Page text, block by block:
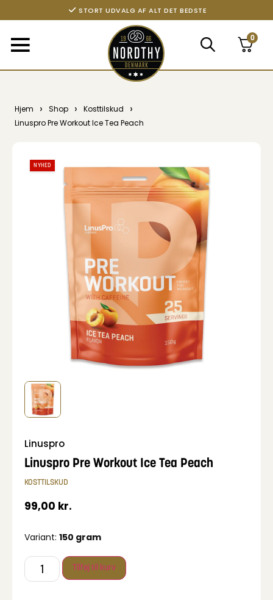
STORT UDVALG AF ALT DET BEDSTE
0
Hjem › Shop › Kosttilskud ›
Linuspro Pre Workout Ice Tea Peach
NYHED
Linuspro
Linuspro Pre Workout Ice Tea Peach
KOSTTILSKUD
99,00 kr.
Variant:150 gram
Tilføj til kurv